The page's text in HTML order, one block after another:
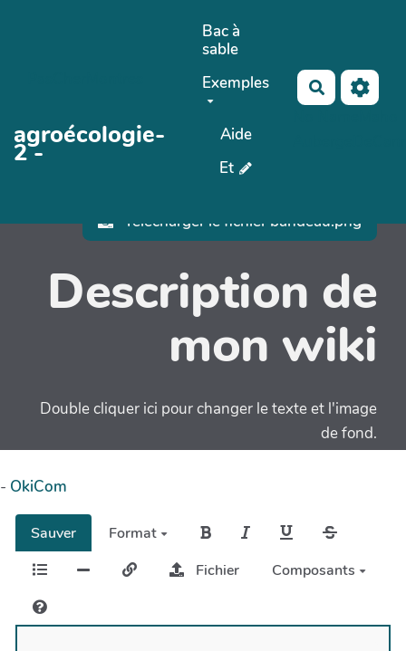
agroécologie-
2 -
Bac à
sable
Exemples
Aide
Et
Rechercher
Télécharger le fichier bandeau.png
Description de
mon wiki
Double cliquer ici pour changer le texte et l'image
de fond.
- OkiCom
Sauver
Format
Fichier
Composants